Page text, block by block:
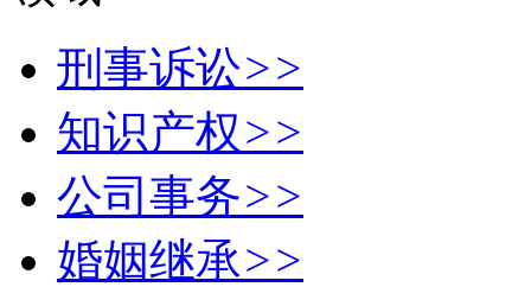
刑事诉讼>>
知识产权>>
公司事务>>
婚姻继承>>